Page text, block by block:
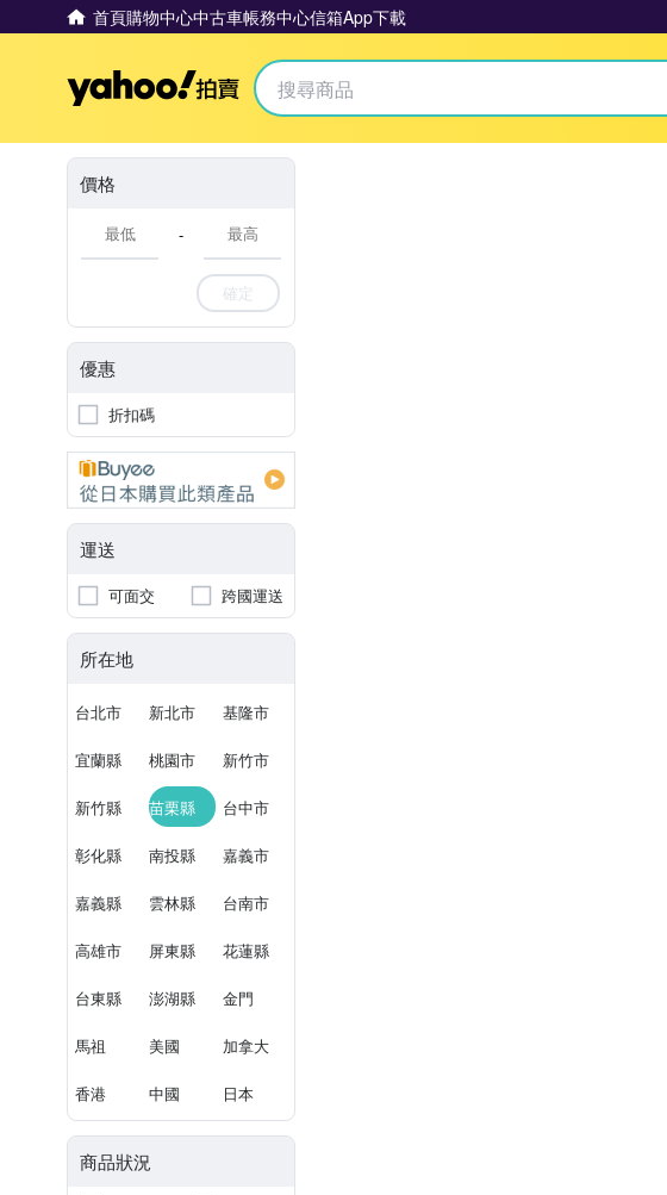
首頁購物中心中古車帳務中心信箱App下載
Yahoo拍賣
價格
-
確定
優惠
折扣碼
運送
可面交 跨國運送
所在地
台北市 新北市 基隆市
宜蘭縣 桃園市 新竹市
新竹縣 苗栗縣 台中市
彰化縣 南投縣 嘉義市
嘉義縣 雲林縣 台南市
高雄市 屏東縣 花蓮縣
台東縣 澎湖縣 金門
馬祖 美國 加拿大
香港 中國 日本
商品狀況